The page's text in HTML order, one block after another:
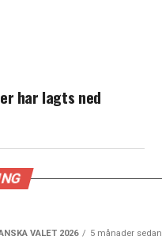
har lagts ned
VALET 2026 5 månader sedan